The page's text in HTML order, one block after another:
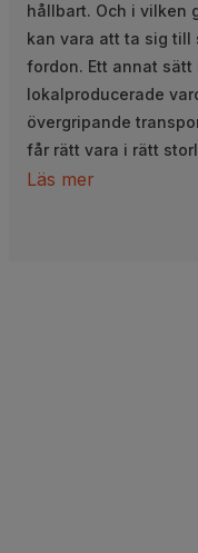
hållbart. Och i vilken
kan vara att ta sig till
fordon. Ett annat
lokalproducerade
övergripande
får rätt vara i rätt
Läs mer